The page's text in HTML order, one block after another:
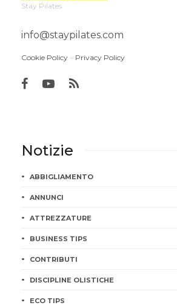
Stay Pilates
info@staypilates.com
Cookie Policy – Privacy Policy
Notizie
ABBIGLIAMENTO
ANNUNCI
ATTREZZATURE
BUSINESS TIPS
CONTRIBUTI
DISCIPLINE OLISTICHE
ECO TIPS